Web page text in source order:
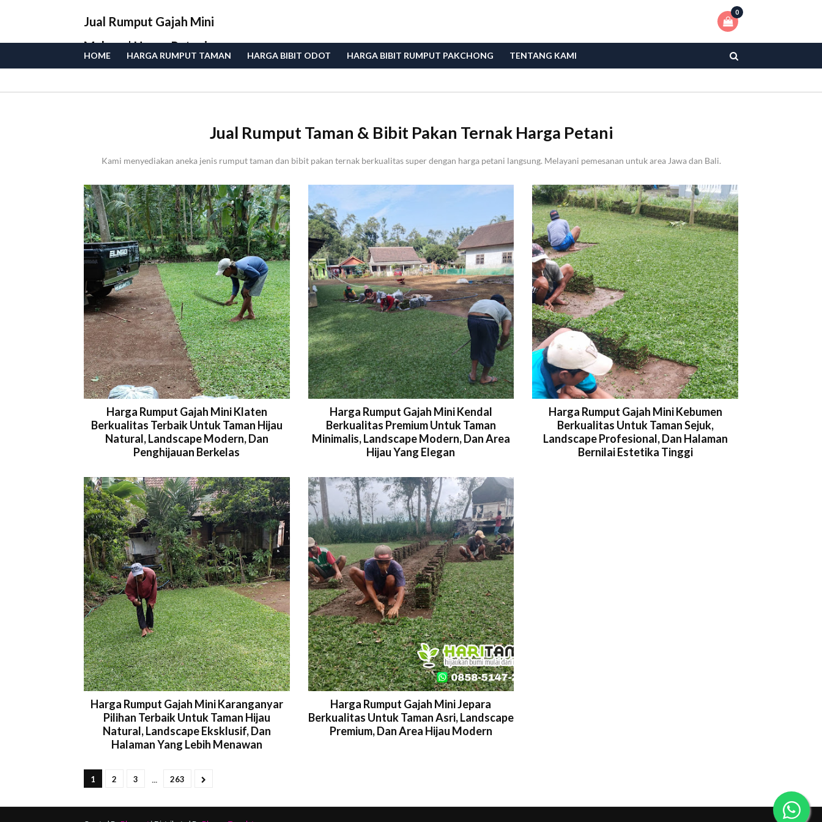
Jual Rumput Gajah Mini
Malang | Harga Petani
Langsung
0
HOME HARGA RUMPUT TAMAN HARGA BIBIT ODOT HARGA BIBIT RUMPUT PAKCHONG TENTANG KAMI
Jual Rumput Taman & Bibit Pakan Ternak Harga Petani
Kami menyediakan aneka jenis rumput taman dan bibit pakan ternak berkualitas super dengan harga petani langsung. Melayani pemesanan untuk area Jawa dan Bali.
Harga Rumput Gajah Mini Klaten
Berkualitas Terbaik Untuk Taman Hijau
Natural, Landscape Modern, Dan
Penghijauan Berkelas
Harga Rumput Gajah Mini Kendal
Berkualitas Premium Untuk Taman
Minimalis, Landscape Modern, Dan Area
Hijau Yang Elegan
Harga Rumput Gajah Mini Kebumen
Berkualitas Untuk Taman Sejuk,
Landscape Profesional, Dan Halaman
Bernilai Estetika Tinggi
Harga Rumput Gajah Mini Karanganyar
Pilihan Terbaik Untuk Taman Hijau
Natural, Landscape Eksklusif, Dan
Halaman Yang Lebih Menawan
Harga Rumput Gajah Mini Jepara
Berkualitas Untuk Taman Asri, Landscape
Premium, Dan Area Hijau Modern
1 2 3 ... 263